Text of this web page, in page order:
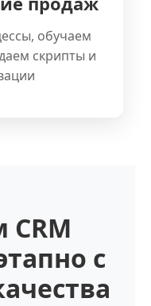
обучаем
скрипты и
с